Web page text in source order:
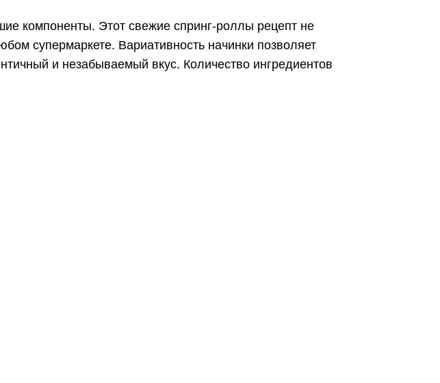
компоненты. Этот свежие спринг-роллы рецепт не
супермаркете. Вариативность начинки позволяет
и незабываемый вкус. Количество ингредиентов